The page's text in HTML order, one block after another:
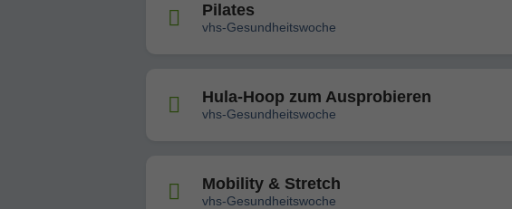
Pilates
vhs-Gesundheitswoche
Hula-Hoop zum Ausprobieren
vhs-Gesundheitswoche
Mobility & Stretch
vhs-Gesundheitswoche